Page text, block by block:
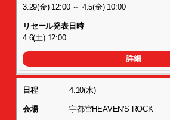
3.29(金) 12:00 ～ 4.5(金) 10:00
4.6(土) 12:00
詳細
4.10(水)
宇都宮HEAVEN'S ROCK